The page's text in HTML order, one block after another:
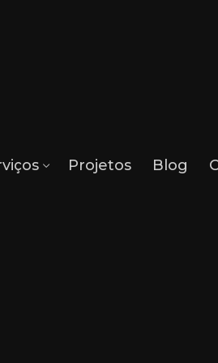
Projetos Blog